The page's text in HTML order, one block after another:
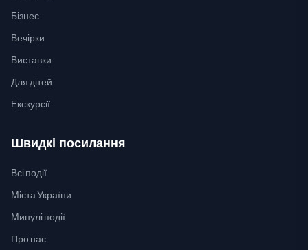
Бізнес
Вечірки
Виставки
Для дітей
Екскурсії
Швидкі посилання
Всі події
Міста України
Минулі події
Про нас